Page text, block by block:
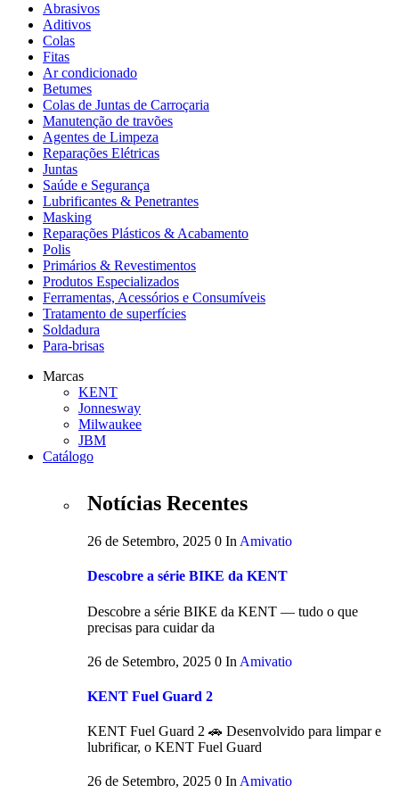
Abrasivos
Aditivos
Colas
Fitas
Ar condicionado
Betumes
Colas de Juntas de Carroçaria
Manutenção de travões
Agentes de Limpeza
Reparações Elétricas
Juntas
Saúde e Segurança
Lubrificantes & Penetrantes
Masking
Reparações Plásticos & Acabamento
Polis
Primários & Revestimentos
Produtos Especializados
Ferramentas, Acessórios e Consumíveis
Tratamento de superfícies
Soldadura
Para-brisas
Marcas
KENT
Jonnesway
Milwaukee
JBM
Catálogo
Notícias Recentes
26 de Setembro, 2025 0 In Amivatio
Descobre a série BIKE da KENT
Descobre a série BIKE da KENT — tudo o que
precisas para cuidar da
26 de Setembro, 2025 0 In Amivatio
KENT Fuel Guard 2
KENT Fuel Guard 2 🚗 Desenvolvido para limpar e
lubrificar, o KENT Fuel Guard
26 de Setembro, 2025 0 In Amivatio